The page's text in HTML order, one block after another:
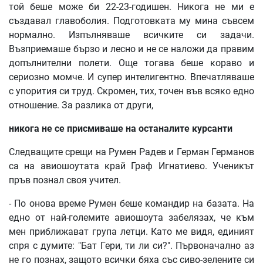
той беше може би 22-23-годишен. Никога не ми е
създавал главоболия. Подготовката му мина съвсем
нормално. Изпълняваше всичките си задачи.
Възприемаше бързо и лесно и не се наложи да правим
допълнителни полети. Още тогава беше кораво и
сериозно момче. И супер интелигентно. Впечатляваше
с упорития си труд. Скромен, тих, точен във всяко едно
отношение. За разлика от други,
никога не се присмиваше на останалите курсанти
Следващите срещи на Румен Радев и Герман Германов
са на авиошоутата край Граф Игнатиево. Ученикът
пръв познал своя учител.
- По онова време Румен беше командир на базата. На
едно от най-големите авиошоута забелязах, че към
мен приближават група летци. Като ме видя, единият
спря с думите: "Бат Гери, ти ли си?". Първоначално аз
не го познах, защото всички бяха със сиво-зелените си